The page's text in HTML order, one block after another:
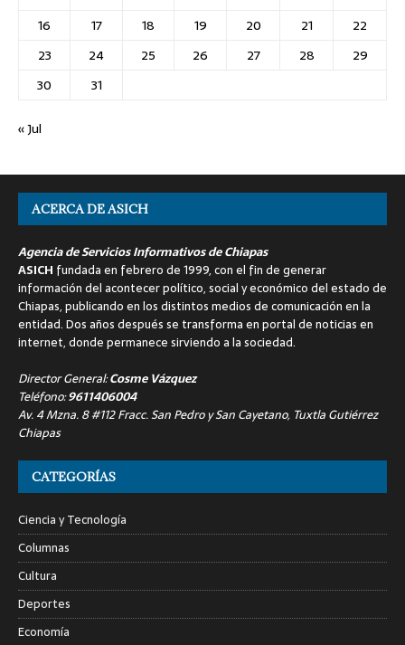
16
17 18 19 20 21
22
23
24 25 26 27 28
29
30
31
« Jul
ACERCA DE ASICH
Agencia de Servicios Informativos de Chiapas
ASICH fundada en febrero de 1999, con el fin de generar
información del acontecer político, social y económico del estado de
Chiapas, publicando en los distintos medios de comunicación en la
entidad. Dos años después se transforma en portal de noticias en
internet, donde permanece sirviendo a la sociedad.
Director General:Cosme Vázquez
Teléfono:9611406004
Av. 4 Mzna. 8 #112 Fracc. San Pedro y San Cayetano, Tuxtla Gutiérrez
Chiapas
CATEGORÍAS
Ciencia y Tecnología
Columnas
Cultura
Deportes
Economía